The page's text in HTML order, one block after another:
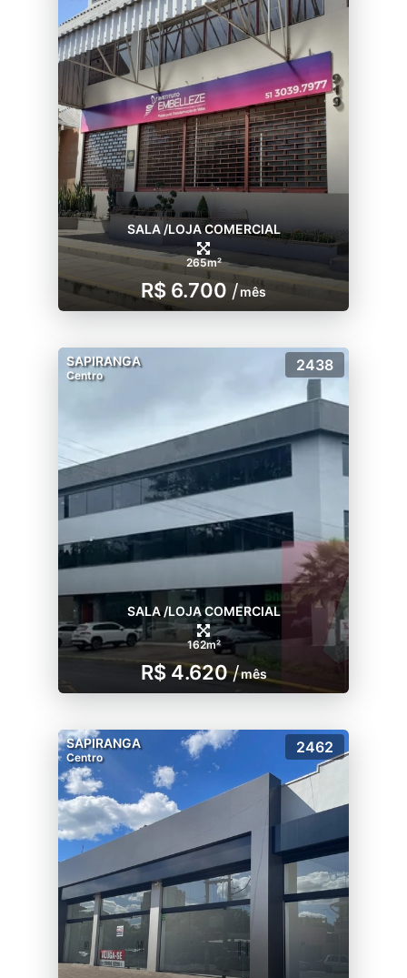
SALA /LOJA COMERCIAL
265m²
R$ 6.700 /mês
SAPIRANGA
Centro
2438
SALA /LOJA COMERCIAL
162m²
R$ 4.620 /mês
SAPIRANGA
Centro
2462